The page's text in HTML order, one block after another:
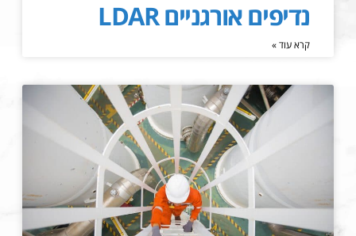
נדיפים אורגניים LDAR
קרא עוד »